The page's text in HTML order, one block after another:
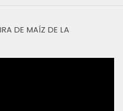
DE MAÍZ DE LA